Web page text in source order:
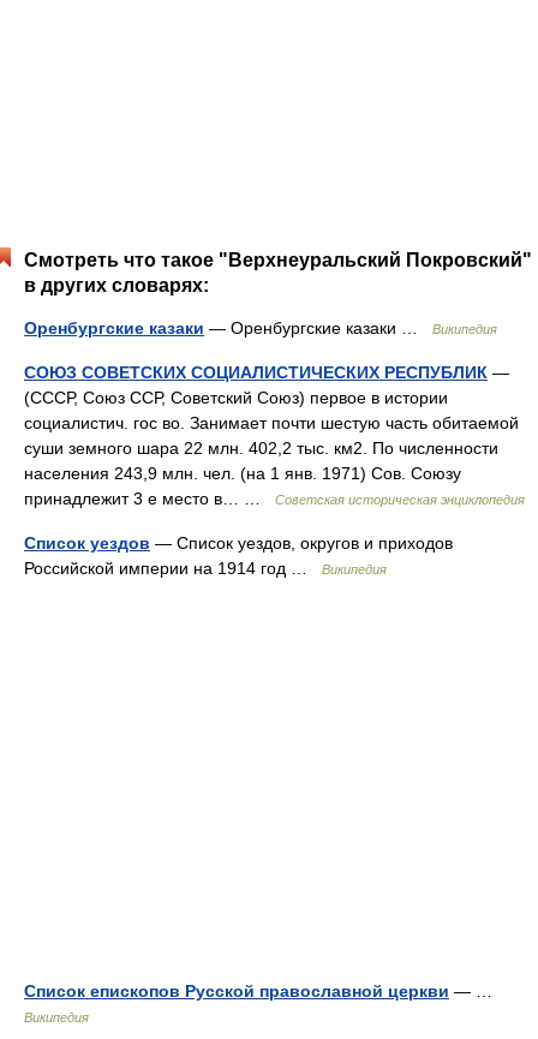
Смотреть что такое "Верхнеуральский Покровский"
в других словарях:
Оренбургские казаки — Оренбургские казаки … Википедия
СОЮЗ СОВЕТСКИХ СОЦИАЛИСТИЧЕСКИХ РЕСПУБЛИК —
(СССР, Союз ССР, Советский Союз) первое в истории
социалистич. гос во. Занимает почти шестую часть обитаемой
суши земного шара 22 млн. 402,2 тыс. км2. По численности
населения 243,9 млн. чел. (на 1 янв. 1971) Сов. Союзу
принадлежит 3 е место в… …
Советская историческая энциклопедия
Список уездов — Список уездов, округов и приходов
Российской империи на 1914 год …
Википедия
Список епископов Русской православной церкви — …
Википедия